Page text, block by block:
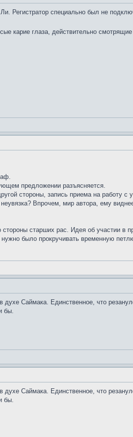
Регистратор специально был не
карие глаза, действительно
предложении разъясняется.
стороны, запись приема на работу
Впрочем, мир автора, ему
старших рас. Идея об участии в
было прокручивать временную
Саймака. Единственное, что
бы.
Саймака. Единственное, что
бы.